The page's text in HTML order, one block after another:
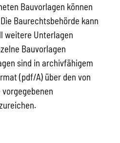
Bauvorlagen können
Baurechtsbehörde kann
weitere Unterlagen
Bauvorlagen
sind in archivfähigem
(pdf/A) über den von